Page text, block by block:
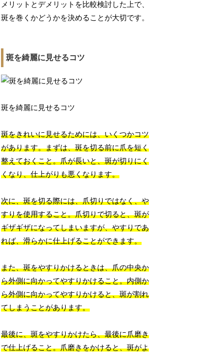
メリットとデメリットを比較検討した上で、
斑を巻くかどうかを決めることが大切です。
斑を綺麗に見せるコツ
斑を綺麗に見せるコツ
斑をきれいに見せるためには、いくつかコツ
があります。まずは、斑を切る前に爪を短く
整えておくこと。爪が長いと、斑が切りにく
くなり、仕上がりも悪くなります。
次に、斑を切る際には、爪切りではなく、や
すりを使用すること。爪切りで切ると、斑が
ギザギザになってしまいますが、やすりであ
れば、滑らかに仕上げることができます。
また、斑をやすりかけるときは、爪の中央か
ら外側に向かってやすりかけること。内側か
ら外側に向かってやすりかけると、斑が割れ
てしまうことがあります。
最後に、斑をやすりかけたら、最後に爪磨き
で仕上げること。爪磨きをかけると、斑がよ